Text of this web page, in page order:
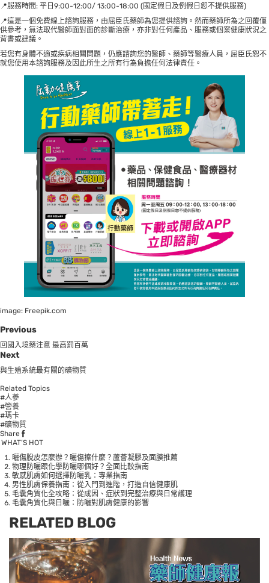
📍服務時間: 平日9:00-12:00/ 13:00-18:00 (國定假日及例假日恕不提供服務)
📍這是一個免費線上諮詢服務，由屈臣氏藥師為您提供諮詢。然而藥師所為之回覆僅
供參考，無法取代醫師面對面的診斷治療，亦非對任何產品、服務或個案健康狀況之
背書或建議。
若您有身體不適或疾病相關問題，仍應諮詢您的醫師、藥師等醫療人員，屈臣氏恕不
就您使用本諮詢服務及因此所生之所有行為負擔任何法律責任。
image: Freepik.com
Previous
回國入境藥注意 最高罰百萬
Next
與生殖系統最有關的礦物質
Related Topics
#人蔘
#營養
#瑪卡
#礦物質
Share
WHAT’S HOT
曬傷脫皮怎麼辦？曬傷擦什麼？蘆薈凝膠及面膜推薦
物理防曬跟化學防曬哪個好？全面比較指南
敏感肌膚如何選擇防曬乳：專業指南
男性肌膚保養指南：從入門到進階，打造自信健康肌
毛囊角質化全攻略：從成因、症狀到完整治療與日常護理
毛囊角質化與日曬：防曬對肌膚健康的影響
RELATED BLOG